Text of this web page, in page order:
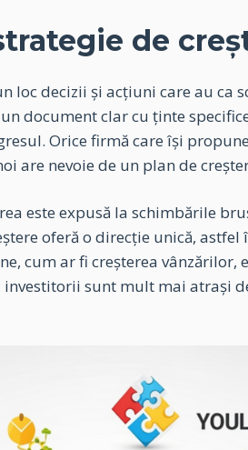
de
loc decizii și acțiuni care au ca
document clar cu ținte
Orice firmă care își
are nevoie de un plan de
este expusă la schimbările
oferă o direcție unică, astfel
cum ar fi creșterea vânzărilor,
sunt mult mai atrași